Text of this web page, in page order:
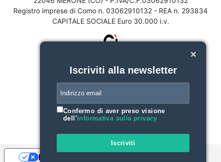
Registro imprese di Como n. 03062910132 - REA n. 293834
CAPITALE SOCIALE Euro 30.000 i.v.
Iscriviti alla newsletter
Confermo di aver preso visione
dell'informativa sulla privacy
Iscriviti
Le tue preferenze relative alla privacy